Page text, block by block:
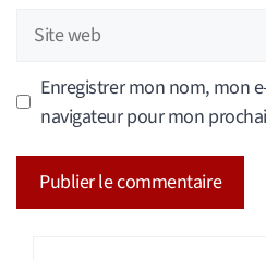
Site
web
Enregistrer mon nom, mon
navigateur pour mon